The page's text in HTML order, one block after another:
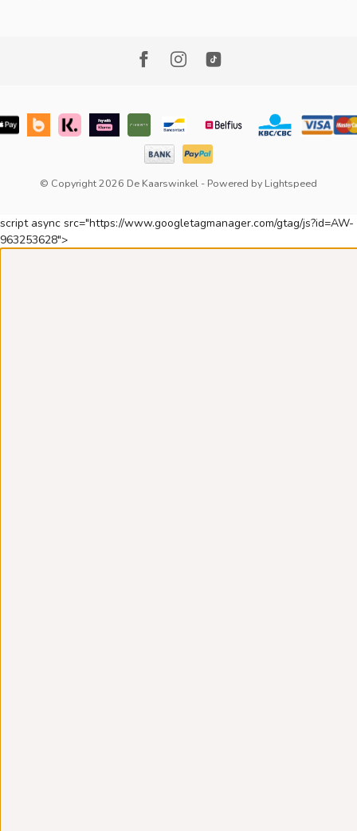
© Copyright 2026 De Kaarswinkel - Powered by Lightspeed
script async src="https://www.googletagmanager.com/gtag/js?id=AW-
963253628">